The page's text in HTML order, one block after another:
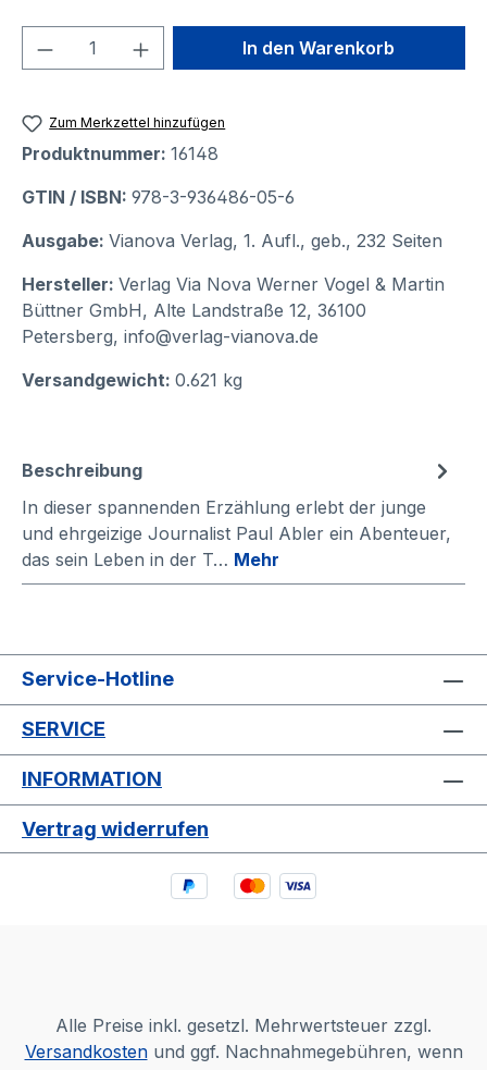
Produkt Anzahl: Gib denIn den Warenkorb
Zum Merkzettel hinzufügen
Produktnummer: 16148
GTIN / ISBN: 978-3-936486-05-6
Ausgabe: Vianova Verlag, 1. Aufl., geb., 232 Seiten
Hersteller: Verlag Via Nova Werner Vogel & Martin
Büttner GmbH, Alte Landstraße 12, 36100
Petersberg, info@verlag-vianova.de
Versandgewicht: 0.621 kg
Beschreibung
In dieser spannenden Erzählung erlebt der junge
und ehrgeizige Journalist Paul Abler ein Abenteuer,
das sein Leben in der T… Mehr
Service-Hotline
SERVICE
INFORMATION
Vertrag widerrufen
Alle Preise inkl. gesetzl. Mehrwertsteuer zzgl.
Versandkostenund ggf. Nachnahmegebühren, wenn